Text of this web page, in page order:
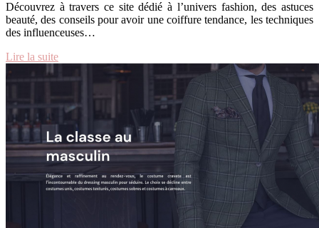
Découvrez à travers ce site dédié à l’univers fashion, des astuces
beauté, des conseils pour avoir une coiffure tendance, les techniques
des influenceuses…
Lire la suite